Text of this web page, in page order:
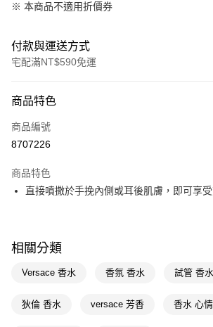
※ 本商品不適用折價券
付款與運送方式
宅配滿NT$590免運
POYA支付
信用卡一次付款
Apple Pay
悠遊付
相關說明
商品特色
商品編號
8707226
商品特色
直接噴撒於手挽內側或耳後肌膚，即可享
相關分類
Versace 香水 香氛 香水 試管 香水
狄倫 香水 versace 芳香 香水 心情